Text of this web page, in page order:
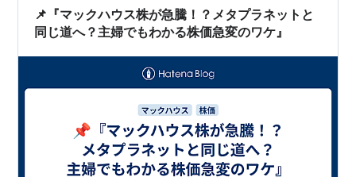
します。 目次 ■ 急騰の…
📌『マックハウス株が急騰！？メタプラネットと
同じ道へ？主婦でもわかる株価急変のワケ』